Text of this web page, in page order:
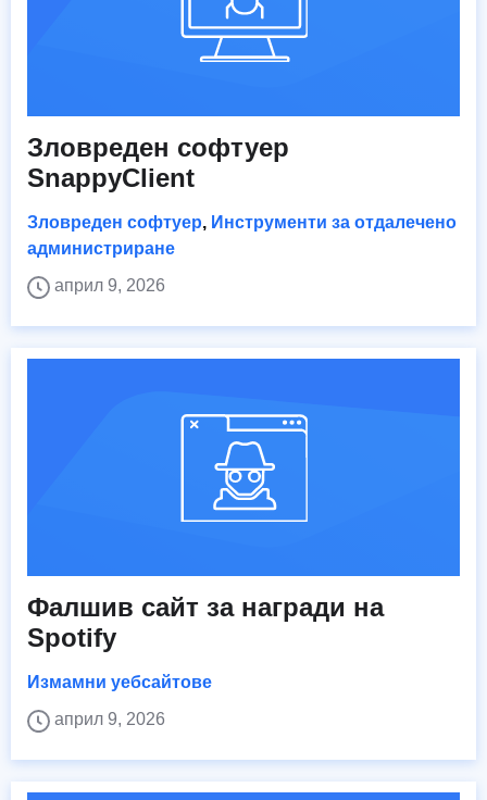
Зловреден софтуер
SnappyClient
Зловреден софтуер, Инструменти за отдалечено
администриране
април 9, 2026
Фалшив сайт за награди на
Spotify
Измамни уебсайтове
април 9, 2026